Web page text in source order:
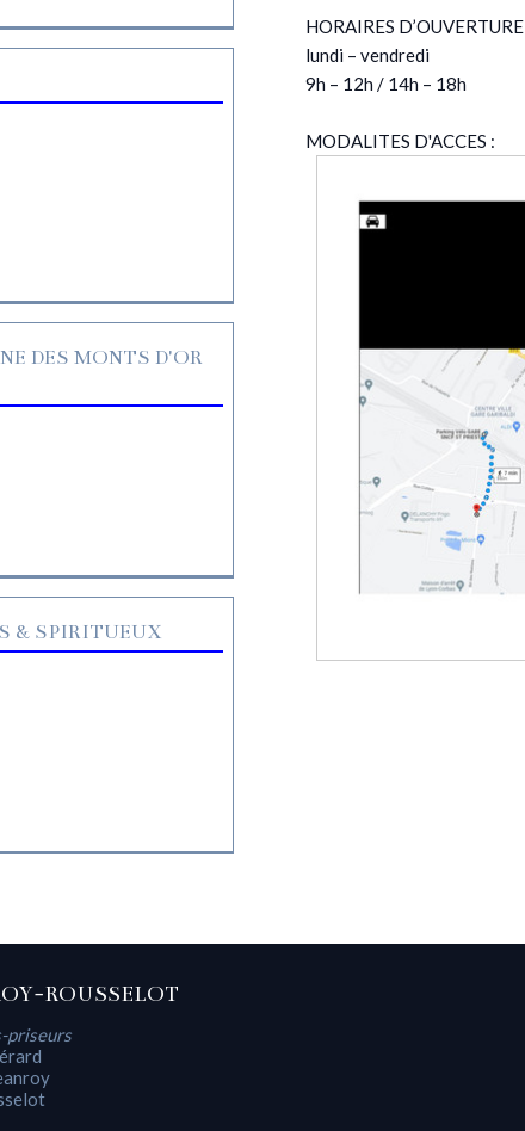
DES MONTS D'OR
& SPIRITUEUX
HORAIRES D’OUVERTURE
lundi – vendredi
9h – 12h / 14h – 18h
MODALITES D'ACCES :
ROUSSELOT
priseurs